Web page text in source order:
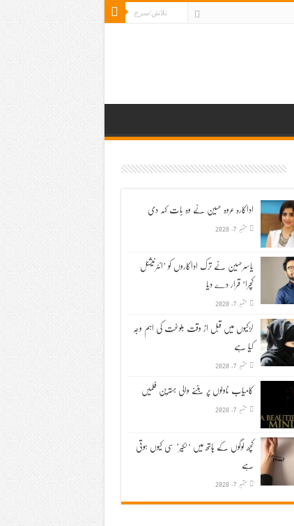
اداکارہ عروہ حسین نے وہ بات کہہ دی
ستمبر 7, 2020
یاسرحسین نے ترک اداکاروں کو ’انٹرنیشنل
کچرا‘ قرار دے دیا
ستمبر 7, 2020
لڑکیوں میں قبل از وقت بلوغت کی اہم وجہ
کیا ہے
ستمبر 7, 2020
کامیاب ناولوں پر بننے والی بہترین فلمیں
ستمبر 7, 2020
کچھ لوگوں کے ہاتھ میں ‘لکیر’ سی کیوں ہوتی
ہے
ستمبر 7, 2020